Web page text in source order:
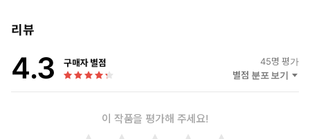
21p
리처가 주먹을 풀었다. 그 손바닥 위에 놓인 반지, 웨스트포인트
2005. 정교한 금세공, 검은 돌, 아주 작은 사이즈.
지미 랫은 아무 말도 하지 않았다. 하지만 그 반지가 처음 보는 물건
이지. 바로 그 이름 속에 단서가 있어. 처음 두 단어, 미합중국. 따라
서 이건 연방 차원의 사건이라는 얘기야.”
리뷰
4.3 구매자 별점 45명 평가
별점 분포 보기
이 작품을 평가해 주세요!